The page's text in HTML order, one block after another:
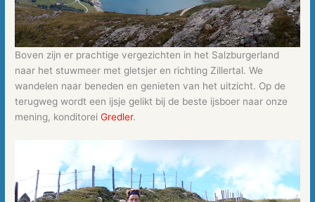
Boven zijn er prachtige vergezichten in het Salzburgerland
naar het stuwmeer met gletsjer en richting Zillertal. We
wandelen naar beneden en genieten van het uitzicht. Op de
terugweg wordt een ijsje gelikt bij de beste ijsboer naar onze
mening, konditoreiGredler.